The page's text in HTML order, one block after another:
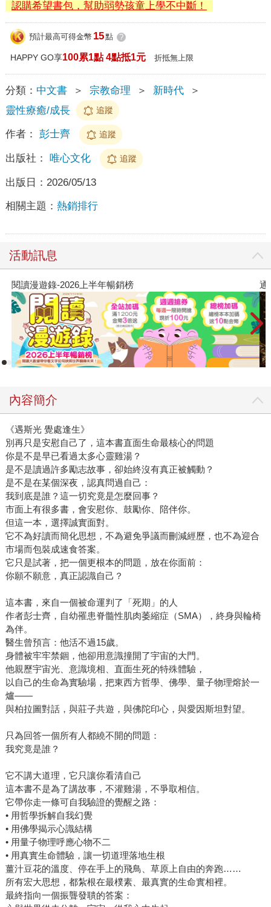
認購希望書包，幫助弱勢孩童上學不中斷！
預計最高可得金幣 15點 ?
HAPPY GO享100累1點 4點抵1元 折抵無上限
分類： 中文書 ＞ 宗教命理 ＞ 新時代
＞
靈性療癒/成長
追蹤
作者： 彭士齊 追蹤
出版社： 唯心文化 追蹤
出版日： 2026/05/13
相關主題： 熱銷排行
活動訊息
閱讀漫遊錄-2026上半年暢銷榜 通
內容簡介
《遇斯光 覺處逢生》
別再只是安慰自己了，這本書直面生命最核心的問題
你是不是早已看過太多心靈雞湯？
是不是讀過許多勵志故事，卻始終沒有真正被觸動？
是不是在某個深夜，認真問過自己：
我到底是誰？這一切究竟是怎麼回事？
市面上有很多書，會安慰你、鼓勵你、陪伴你。
但這一本，選擇誠實面對。
它不為好讀而簡化思想，不為避免爭議而刪減經歷，也不為迎合
市場而包裝成速食答案。
它只是試著，把一個更根本的問題，放在你面前：
你願不願意，真正認識自己？
這本書，來自一個被命運判了「死期」的人
作者彭士齊，自幼罹患脊髓性肌肉萎縮症（SMA），終身與輪椅
為伴。
醫生曾預言：他活不過15歲。
身體被牢牢禁錮，他卻用意識撞開了宇宙的大門。
他親歷宇宙光、意識境相、直面生死的特殊體驗，
以自己的生命為實驗場，把東西方哲學、佛學、量子物理熔於一
爐——
與柏拉圖對話，與莊子共遊，與佛陀印心，與愛因斯坦對望。
只為回答一個所有人都繞不開的問題：
我究竟是誰？
它不講大道理，它只讓你看清自己
這本書不是為了講故事，不灌雞湯，不爭取相信。
它帶你走一條可自我驗證的覺醒之路：
• 用哲學拆解自我幻覺
• 用佛學揭示心識結構
• 用量子物理呼應心物不二
• 用真實生命體驗，讓一切道理落地生根
薑汁豆花的溫度、停在手上的飛鳥、草原上自由的奔跑……
所有宏大思想，都紮根在最樸素、最真實的生命實相裡。
最終指向一個振聾發聵的答案：